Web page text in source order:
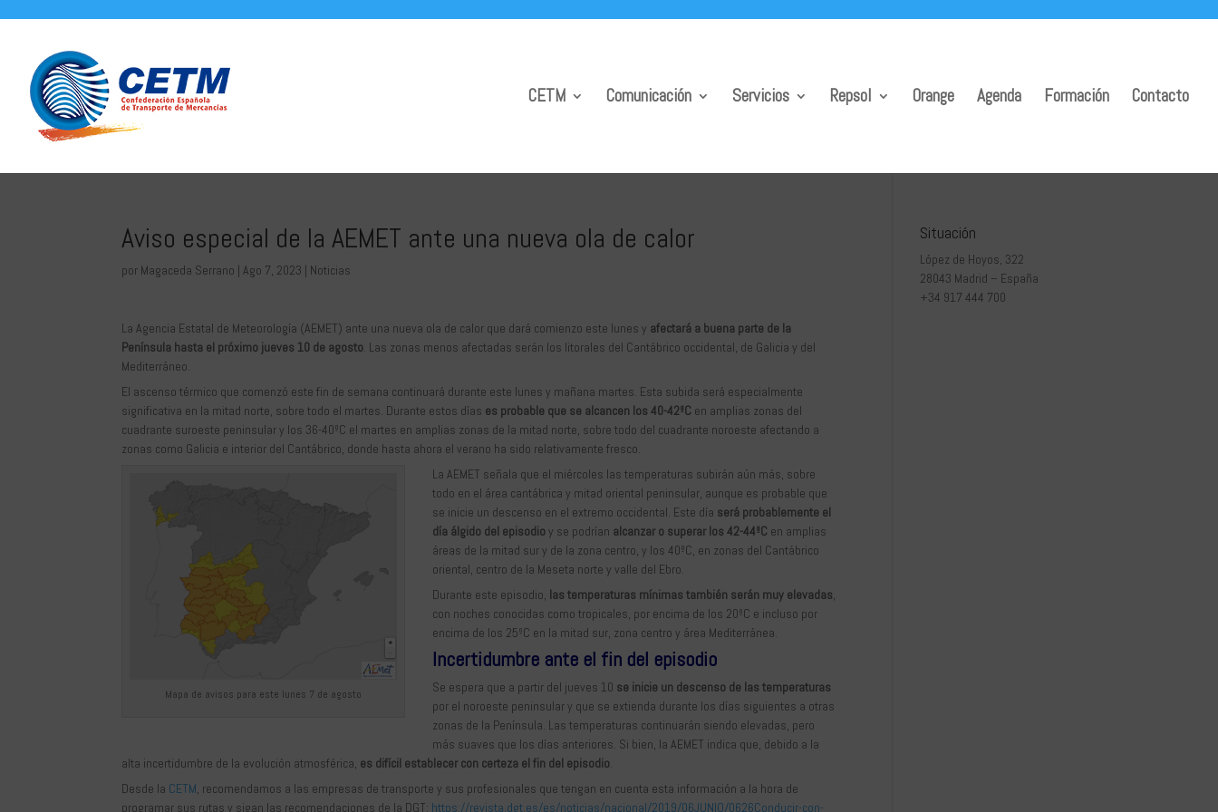
CETM Comunicación Servicios Repsol Orange Agenda Formación Contacto
Aviso especial de la AEMET ante una nueva ola de calor
por Magaceda Serrano |Ago 7, 2023 | Noticias
La Agencia Estatal de Meteorología (AEMET) ante una nueva ola de calor que dará comienzo este lunes y afectará a buena parte de la
Península hasta el próximo jueves 10 de agosto. Las zonas menos afectadas serán los litorales del Cantábrico occidental, de Galicia y del
Mediterráneo.
El ascenso térmico que comenzó este fin de semana continuará durante este lunes y mañana martes. Esta subida será especialmente
significativa en la mitad norte, sobre todo el martes. Durante estos días es probable que se alcancen los 40-42ºC en amplias zonas del
cuadrante suroeste peninsular y los 36-40ºC el martes en amplias zonas de la mitad norte, sobre todo del cuadrante noroeste afectando a
zonas como Galicia e interior del Cantábrico, donde hasta ahora el verano ha sido relativamente fresco.
Mapa de avisos para este lunes 7 de agosto
La AEMET señala que el miércoles las temperaturas subirán aún más, sobre
todo en el área cantábrica y mitad oriental peninsular, aunque es probable que
se inicie un descenso en el extremo occidental. Este día será probablemente el
día álgido del episodio y se podrían alcanzar o superar los 42-44ºC en amplias
áreas de la mitad sur y de la zona centro, y los 40ºC, en zonas del Cantábrico
oriental, centro de la Meseta norte y valle del Ebro.
Durante este episodio, las temperaturas mínimas también serán muy elevadas,
con noches conocidas como tropicales, por encima de los 20ºC e incluso por
encima de los 25ºC en la mitad sur, zona centro y área Mediterránea.
Incertidumbre ante el fin del episodio
Se espera que a partir del jueves 10 se inicie un descenso de las temperaturas
por el noroeste peninsular y que se extienda durante los días siguientes a otras
zonas de la Península. Las temperaturas continuarán siendo elevadas, pero
más suaves que los días anteriores. Si bien, la AEMET indica que, debido a la
alta incertidumbre de la evolución atmosférica, es difícil establecer con certeza el fin del episodio.
Desde la CETM, recomendamos a las empresas de transporte y sus profesionales que tengan en cuenta esta información a la hora de
programar sus rutas y sigan las recomendaciones de la DGT: https://revista.dgt.es/es/noticias/nacional/2019/06JUNIO/0626Conducir-con-
Situación
López de Hoyos, 322
28043 Madrid – España
+34 917 444 700